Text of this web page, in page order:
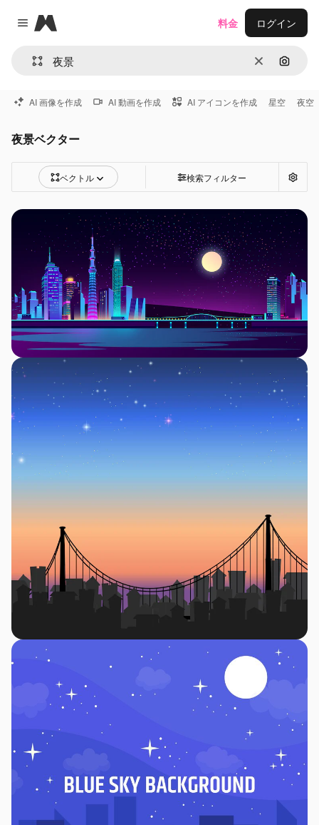
Close menu
Magnific
消去 画像で
料金 ログイン
AI 画像を作成 AI 動画を作成 AI アイコンを作成 星空 夜空
夜景ベクター
ベクトル 検索フィルター